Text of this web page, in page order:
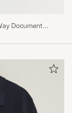
Document